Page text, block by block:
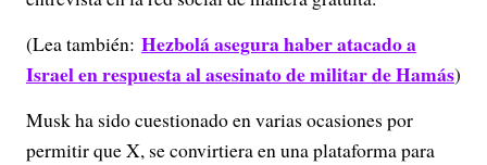
(Lea también: Hezbolá asegura haber atacado a
Israel en respuesta al asesinato de militar de Hamás)
Musk ha sido cuestionado en varias ocasiones por
permitir que X, se convirtiera en una plataforma para